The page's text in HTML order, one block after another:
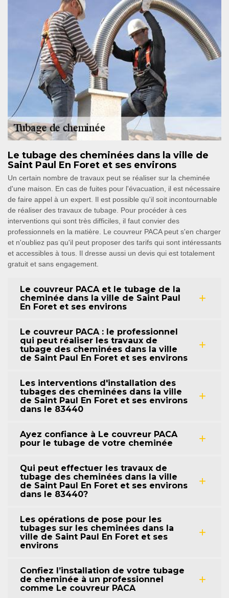
Le tubage des cheminées dans la ville de
Saint Paul En Foret et ses environs
Un certain nombre de travaux peut se réaliser sur la cheminée
d'une maison. En cas de fuites pour l'évacuation, il est nécessaire
de faire appel à un expert. Il est possible qu'il soit incontournable
de réaliser des travaux de tubage. Pour procéder à ces
interventions qui sont très difficiles, il faut convier des
professionnels en la matière. Le couvreur PACA peut s'en charger
et n'oubliez pas qu'il peut proposer des tarifs qui sont intéressants
et accessibles à tous. Il dresse aussi un devis qui est totalement
gratuit et sans engagement.
Le couvreur PACA et le tubage de la
cheminée dans la ville de Saint Paul
En Foret et ses environs
Le couvreur PACA : le professionnel
qui peut réaliser les travaux de
tubage des cheminées dans la ville
de Saint Paul En Foret et ses environs
Les interventions d'installation des
tubages des cheminées dans la ville
de Saint Paul En Foret et ses environs
dans le 83440
Ayez confiance à Le couvreur PACA
pour le tubage de votre cheminée
Qui peut effectuer les travaux de
tubage des cheminées dans la ville
de Saint Paul En Foret et ses environs
dans le 83440?
Les opérations de pose pour les
tubages sur les cheminées dans la
ville de Saint Paul En Foret et ses
environs
Confiez l’installation de votre tubage
de cheminée à un professionnel
comme Le couvreur PACA